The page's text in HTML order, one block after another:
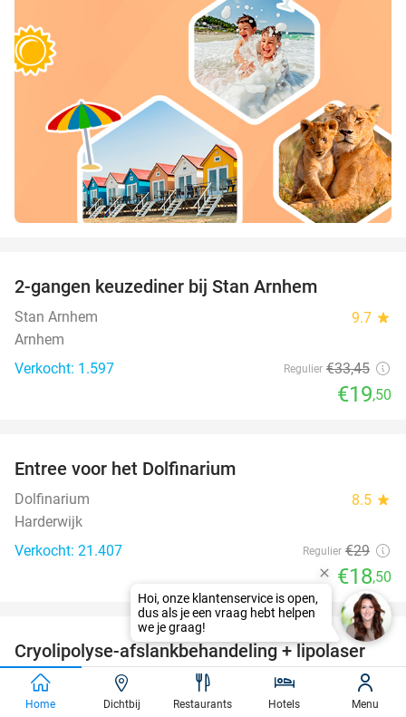
2-gangen keuzediner bij Stan Arnhem
Stan Arnhem 9.7 star
Arnhem
Verkocht: 1.597
Regulier €33,45
€19,50
Entree voor het Dolfinarium
Dolfinarium 8.5 star
Harderwijk
Verkocht: 21.407
Regulier €29
€18,50
83%
favorite_border
Cryolipolyse-afslankbehandeling + lipolaser
Perfect Body and Skin 9.0
Zevenaar (10 km)
Home Dichtbij Restaurants Hotels Menu